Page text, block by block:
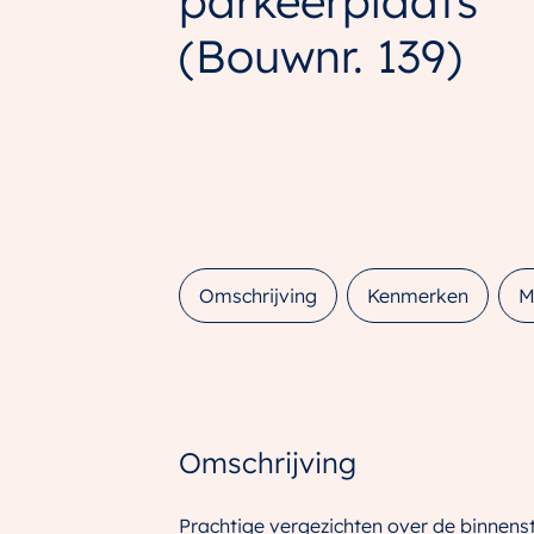
(Bouwnr. 139)
Omschrijving Kenmerken
Omschrijving
Prachtige vergezichten over de